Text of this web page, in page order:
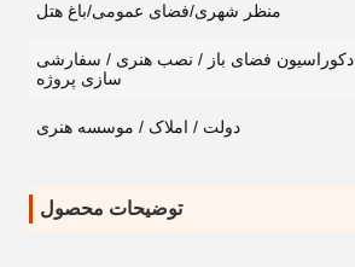
منظر شهری/فضای عمومی/باغ هتل
دکوراسیون فضای باز / نصب هنری / سفارشی
سازی پروژه
دولت / املاک / موسسه هنری
توضیحات محصول